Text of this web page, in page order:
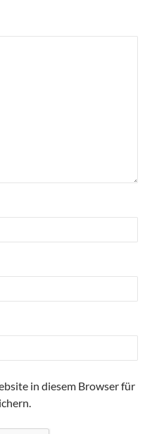
in diesem Browser für